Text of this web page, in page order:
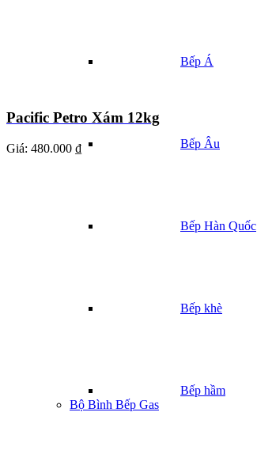
Bếp Á
Bếp Âu
Bếp Hàn Quốc
Bếp khè
Bếp hầm
Bộ Bình Bếp Gas
Pacific Petro Xám 12kg
Giá: 480.000 ₫